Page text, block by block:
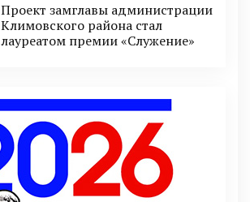
Проект замглавы администрации
Климовского района стал
лауреатом премии «Служение»